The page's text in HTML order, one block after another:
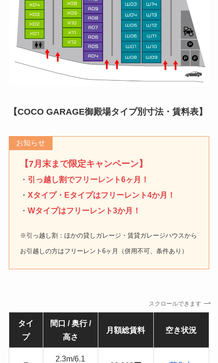
【COCO GARAGE御殿場タイプ別寸法・賃料表】
お知らせ
【7月末まで限定キャンペーン】
・ 引っ越し割でフリーレント6ヶ月！
・Xタイプ・Eタイプはフリーレント4か月
！
・Wタイプはフリーレント3か月！
※引っ越し割：ほかの貸しガレージ・賃貸ガレージハウスから
お引越しの方はフリーレント6ヶ月（併用不可、条件あり）
スクロールできます
タイ
プ
間口 / 奥行 /
高さ
月額総賃料 空き状況
2.3m/6.1